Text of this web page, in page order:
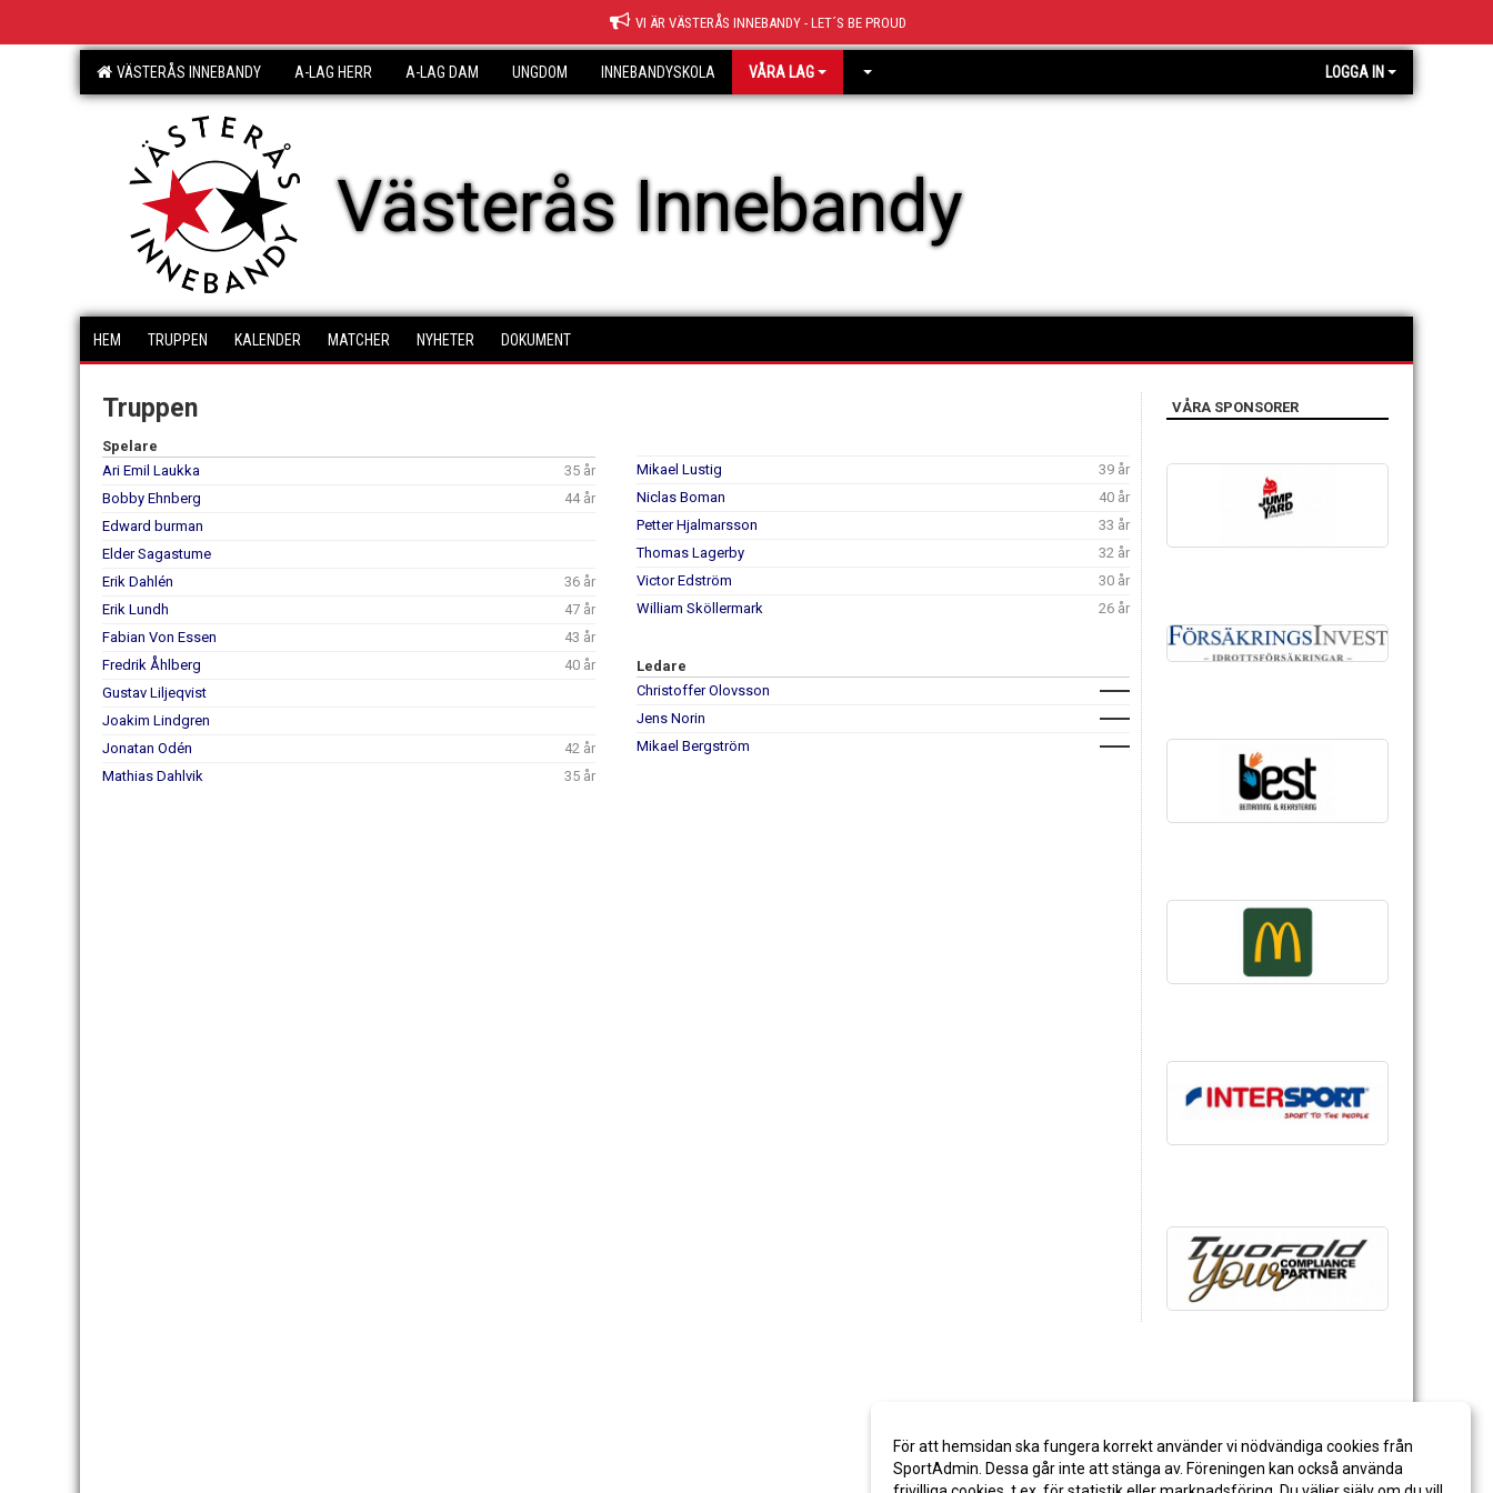
VI ÄR VÄSTERÅS INNEBANDY - LET´S BE PROUD
VÄSTERÅS INNEBANDY A-LAG HERR A-LAG DAM UNGDOM INNEBANDYSKOLA VÅRA LAG LOGGA IN
Västerås Innebandy
HEM TRUPPEN KALENDER MATCHER NYHETER DOKUMENT
Truppen
Spelare
Ari Emil Laukka
35 år
Bobby Ehnberg
44 år
Edward burman
Elder Sagastume
Erik Dahlén
36 år
Erik Lundh
47 år
Fabian Von Essen
43 år
Fredrik Åhlberg
40 år
Gustav Liljeqvist
Joakim Lindgren
Jonatan Odén
42 år
Mathias Dahlvik
35 år
Mikael Lustig
39 år
Niclas Boman
40 år
Petter Hjalmarsson
33 år
Thomas Lagerby
32 år
Victor Edström
30 år
William Sköllermark
26 år
Ledare
Christoffer Olovsson
Jens Norin
Mikael Bergström
VÅRA SPONSORER
För att hemsidan ska fungera korrekt använder vi nödvändiga cookies från
SportAdmin. Dessa går inte att stänga av. Föreningen kan också använda